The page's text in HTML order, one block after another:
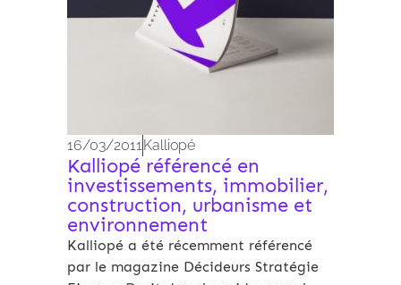
16/03/2011 Kalliopé
Kalliopé référencé en
investissements, immobilier,
construction, urbanisme et
environnement
Kalliopé a été récemment référencé
par le magazine Décideurs Stratégie